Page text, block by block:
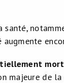
majeure de